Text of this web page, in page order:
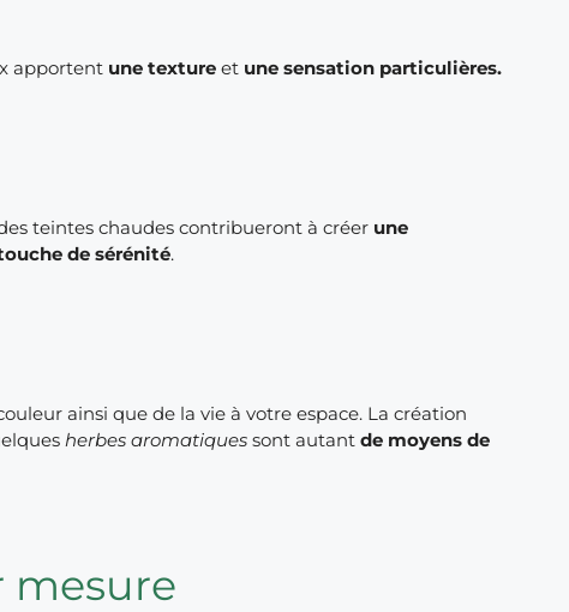
apportent une texture et une sensation particulières.
teintes chaudes contribueront à créer une
de sérénité.
ainsi que de la vie à votre espace. La création
herbes aromatiques sont autantde moyens de
mesure